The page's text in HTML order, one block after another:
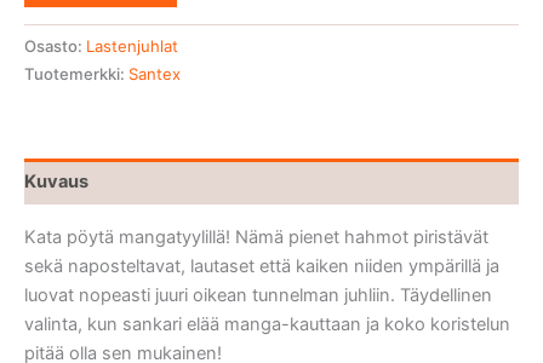
Osasto: Lastenjuhlat
Tuotemerkki: Santex
Kuvaus
Kata pöytä mangatyylillä! Nämä pienet hahmot piristävät
sekä naposteltavat, lautaset että kaiken niiden ympärillä ja
luovat nopeasti juuri oikean tunnelman juhliin. Täydellinen
valinta, kun sankari elää manga-kauttaan ja koko koristelun
pitää olla sen mukainen!